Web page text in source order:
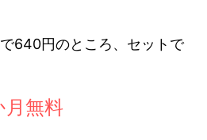
640円のところ、セットで
無料